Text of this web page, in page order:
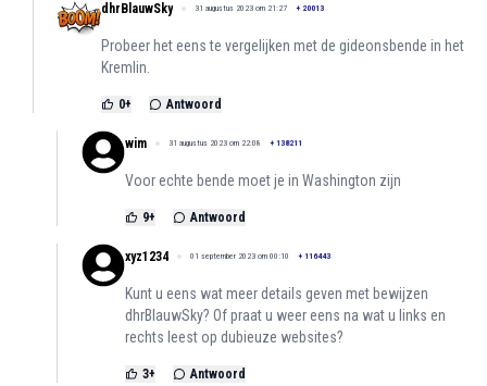
dhrBlauwSky 31 augustus 2023 om 21:27 + 20013
Probeer het eens te vergelijken met de gideonsbende in het
Kremlin.
0+ Antwoord
wim 31 augustus 2023 om 22:08 + 138211
Voor echte bende moet je in Washington zijn
9+ Antwoord
xyz1234 01 september 2023 om 00:10 + 116443
Kunt u eens wat meer details geven met bewijzen
dhrBlauwSky? Of praat u weer eens na wat u links en
rechts leest op dubieuze websites?
3+ Antwoord